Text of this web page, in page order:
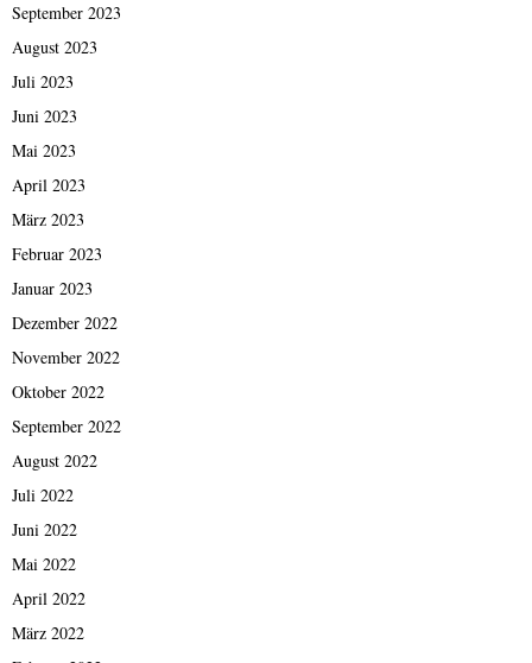
September 2023
August 2023
Juli 2023
Juni 2023
Mai 2023
April 2023
März 2023
Februar 2023
Januar 2023
Dezember 2022
November 2022
Oktober 2022
September 2022
August 2022
Juli 2022
Juni 2022
Mai 2022
April 2022
März 2022